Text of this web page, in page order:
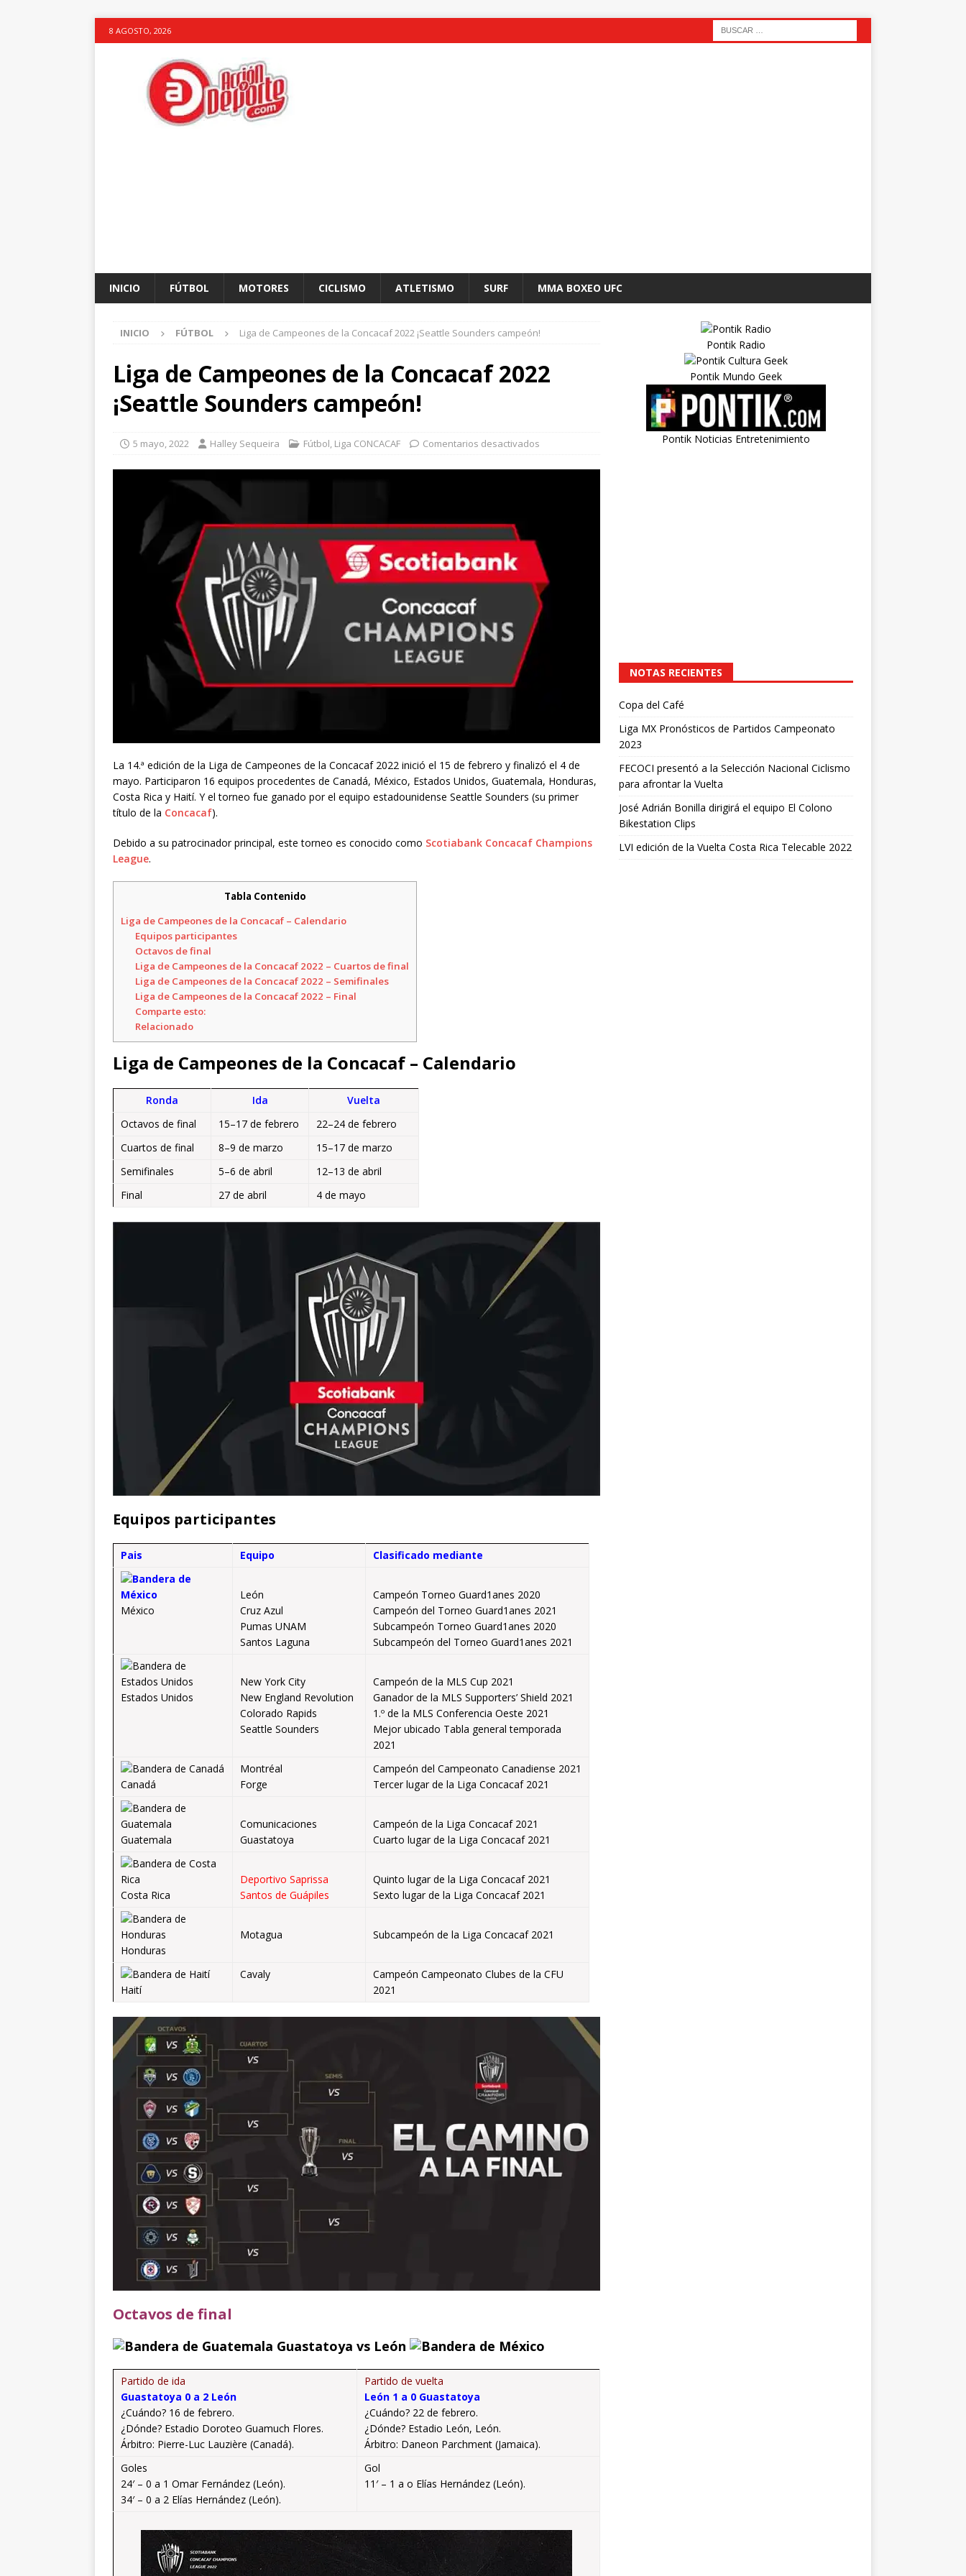
8 AGOSTO, 2026
INICIO FÚTBOL MOTORES CICLISMO ATLETISMO SURF MMA BOXEO UFC
INICIO FÚTBOL Liga de Campeones de la Concacaf 2022 ¡Seattle Sounders campeón!
Liga de Campeones de la Concacaf 2022
¡Seattle Sounders campeón!
5 mayo, 2022 Halley Sequeira Fútbol, Liga CONCACAF Comentarios desactivados
La 14.ª edición de la Liga de Campeones de la Concacaf 2022 inició el 15 de febrero y finalizó el 4 de
mayo. Participaron 16 equipos procedentes de Canadá, México, Estados Unidos, Guatemala, Honduras,
Costa Rica y Haití. Y el torneo fue ganado por el equipo estadounidense Seattle Sounders (su primer
título de la Concacaf).
Debido a su patrocinador principal, este torneo es conocido como Scotiabank Concacaf Champions
League.
Tabla Contenido
Liga de Campeones de la Concacaf – Calendario
Equipos participantes
Octavos de final
Liga de Campeones de la Concacaf 2022 – Cuartos de final
Liga de Campeones de la Concacaf 2022 – Semifinales
Liga de Campeones de la Concacaf 2022 – Final
Comparte esto:
Relacionado
Liga de Campeones de la Concacaf – Calendario
Ronda Ida
Vuelta
Octavos de final
15–17 de febrero
22–24 de febrero
Cuartos de final
8–9 de marzo
15–17 de marzo
Semifinales
5–6 de abril
12–13 de abril
Final
27 de abril 4 de mayo
Equipos participantes
Pais Equipo Clasificado mediante
México
León
Cruz Azul
Pumas UNAM
Santos Laguna
Campeón Torneo Guard1anes 2020
Campeón del Torneo Guard1anes 2021
Subcampeón Torneo Guard1anes 2020
Subcampeón del Torneo Guard1anes 2021
Estados Unidos
New York City
New England Revolution
Colorado Rapids
Seattle Sounders
Campeón de la MLS Cup 2021
Ganador de la MLS Supporters’ Shield 2021
1.º de la MLS Conferencia Oeste 2021
Mejor ubicado Tabla general temporada
2021
Canadá
Montréal
Forge
Campeón del Campeonato Canadiense 2021
Tercer lugar de la Liga Concacaf 2021
Guatemala
Comunicaciones
Guastatoya
Campeón de la Liga Concacaf 2021
Cuarto lugar de la Liga Concacaf 2021
Costa Rica
Deportivo Saprissa
Santos de Guápiles
Quinto lugar de la Liga Concacaf 2021
Sexto lugar de la Liga Concacaf 2021
Honduras
Motagua Subcampeón de la Liga Concacaf 2021
Haití
Cavaly
Campeón Campeonato Clubes de la CFU
2021
Octavos de final
Guastatoya vs León
Partido de ida
Guastatoya 0 a 2 León
¿Cuándo? 16 de febrero.
¿Dónde? Estadio Doroteo Guamuch Flores.
Árbitro: Pierre-Luc Lauzière (Canadá).
Partido de vuelta
León 1 a 0 Guastatoya
¿Cuándo? 22 de febrero.
¿Dónde? Estadio León, León.
Árbitro: Daneon Parchment (Jamaica).
Goles
24′ – 0 a 1 Omar Fernández (León).
34′ – 0 a 2 Elías Hernández (León).
Gol
11′ – 1 a o Elías Hernández (León).
Pontik Radio
Pontik Mundo Geek
Pontik Noticias Entretenimiento
NOTAS RECIENTES
Copa del Café
Liga MX Pronósticos de Partidos Campeonato
2023
FECOCI presentó a la Selección Nacional Ciclismo
para afrontar la Vuelta
José Adrián Bonilla dirigirá el equipo El Colono
Bikestation Clips
LVI edición de la Vuelta Costa Rica Telecable 2022